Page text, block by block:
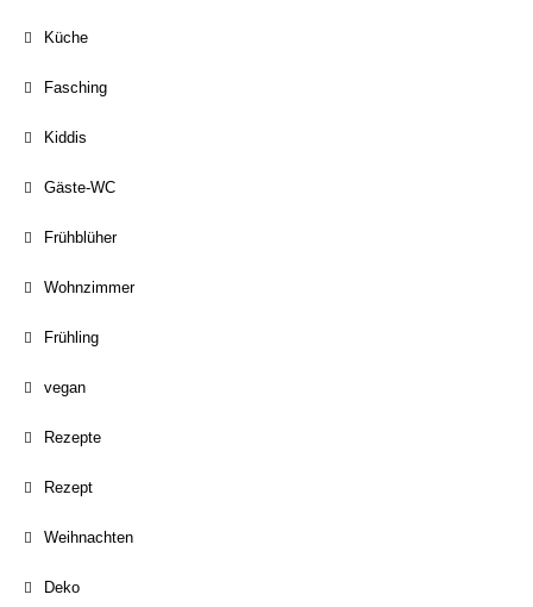
Küche
Fasching
Kiddis
Gäste-WC
Frühblüher
Wohnzimmer
Frühling
vegan
Rezepte
Rezept
Weihnachten
Deko